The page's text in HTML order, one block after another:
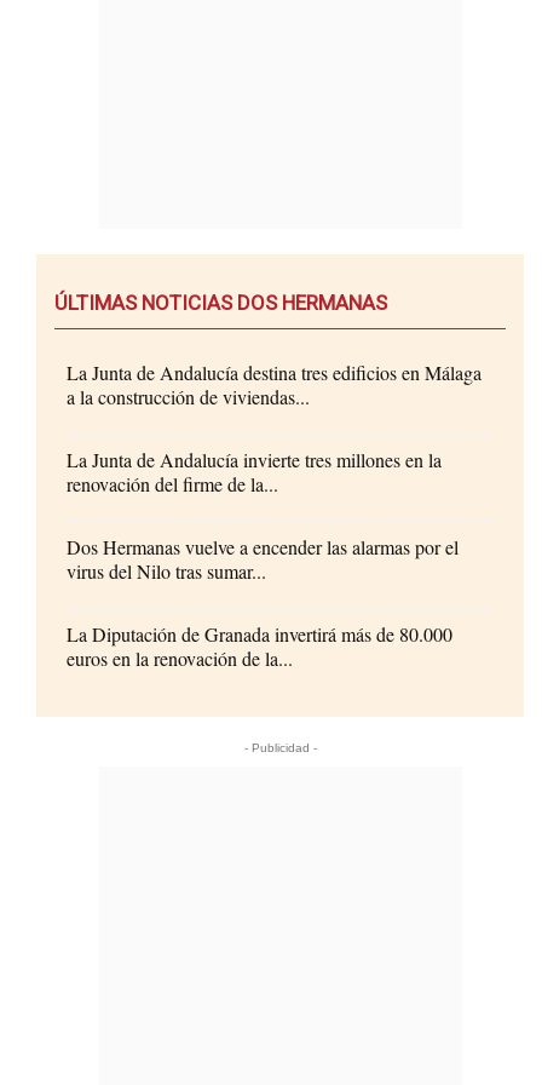
ÚLTIMAS NOTICIAS DOS HERMANAS
La Junta de Andalucía destina tres edificios en Málaga
a la construcción de viviendas...
La Junta de Andalucía invierte tres millones en la
renovación del firme de la...
Dos Hermanas vuelve a encender las alarmas por el
virus del Nilo tras sumar...
La Diputación de Granada invertirá más de 80.000
euros en la renovación de la...
- Publicidad -